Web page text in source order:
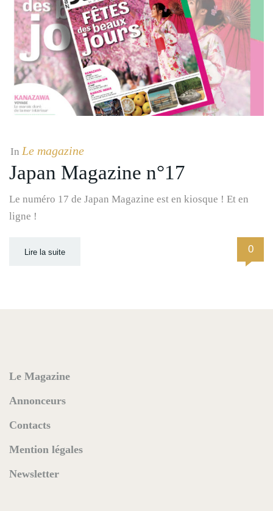
In Le magazine
Japan Magazine n°17
Le numéro 17 de Japan Magazine est en kiosque ! Et en
ligne !
Lire la suite 0
Le Magazine
Annonceurs
Contacts
Mention légales
Newsletter